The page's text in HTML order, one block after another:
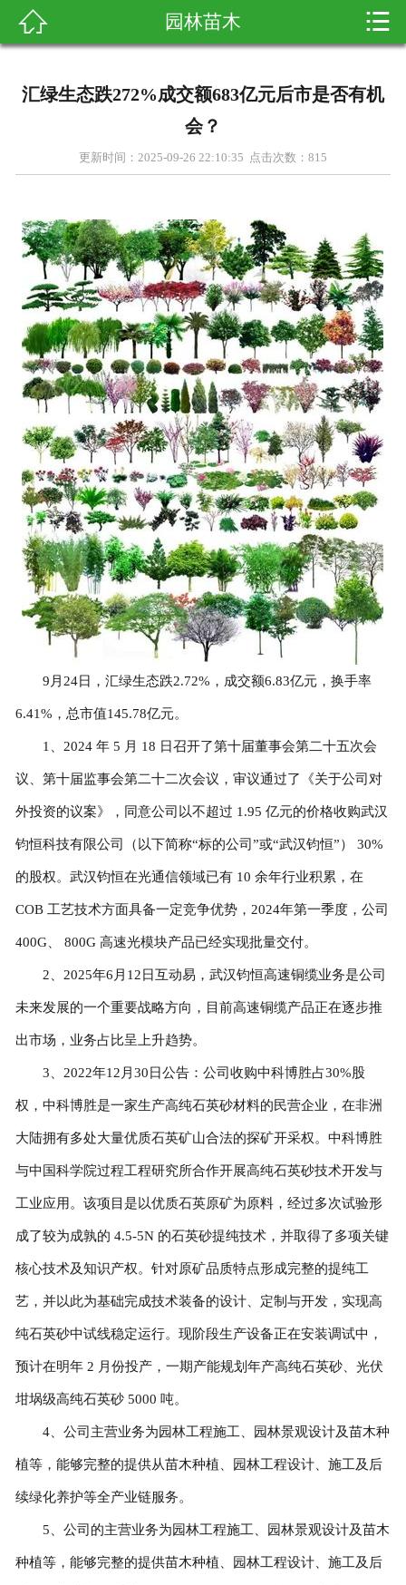
新闻资讯
科普知识
在线留言
联系我们
 园林苗木 
汇绿生态跌272%成交额683亿元后市是否有机
会？
更新时间：2025-09-26 22:10:35 点击次数： 815
9月24日，汇绿生态跌2.72%，成交额6.83亿元，换手率
6.41%，总市值145.78亿元。
1、2024 年 5 月 18 日召开了第十届董事会第二十五次会
议、第十届监事会第二十二次会议，审议通过了《关于公司对
外投资的议案》，同意公司以不超过 1.95 亿元的价格收购武汉
钧恒科技有限公司（以下简称“标的公司”或“武汉钧恒”） 30%
的股权。武汉钧恒在光通信领域已有 10 余年行业积累，在
COB 工艺技术方面具备一定竞争优势，2024年第一季度，公司
400G、 800G 高速光模块产品已经实现批量交付。
2、2025年6月12日互动易，武汉钧恒高速铜缆业务是公司
未来发展的一个重要战略方向，目前高速铜缆产品正在逐步推
出市场，业务占比呈上升趋势。
3、2022年12月30日公告：公司收购中科博胜占30%股
权，中科博胜是一家生产高纯石英砂材料的民营企业，在非洲
大陆拥有多处大量优质石英矿山合法的探矿开采权。中科博胜
与中国科学院过程工程研究所合作开展高纯石英砂技术开发与
工业应用。该项目是以优质石英原矿为原料，经过多次试验形
成了较为成孰的 4.5-5N 的石英砂提纯技术，并取得了多项关键
核心技术及知识产权。针对原矿品质特点形成完整的提纯工
艺，并以此为基础完成技术装备的设计、定制与开发，实现高
纯石英砂中试线稳定运行。现阶段生产设备正在安装调试中，
预计在明年 2 月份投产，一期产能规划年产高纯石英砂、光伏
坩埚级高纯石英砂 5000 吨。
4、公司主营业务为园林工程施工、园林景观设计及苗木种
植等，能够完整的提供从苗木种植、园林工程设计、施工及后
续绿化养护等全产业链服务。
5、公司的主营业务为园林工程施工、园林景观设计及苗木
种植等，能够完整的提供苗木种植、园林工程设计、施工及后